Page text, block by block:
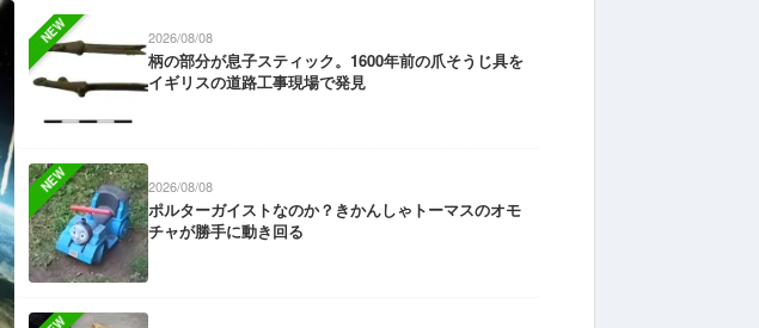
NEW 2026/08/08
柄の部分が息子スティック。1600年前の爪そうじ具を
イギリスの道路工事現場で発見
NEW 2026/08/08
ポルターガイストなのか？きかんしゃトーマスのオモ
チャが勝手に動き回る